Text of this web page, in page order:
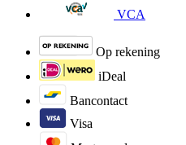
VCA
Op rekening
iDeal
Bancontact
Visa